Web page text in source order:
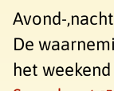
Avond-
De
het